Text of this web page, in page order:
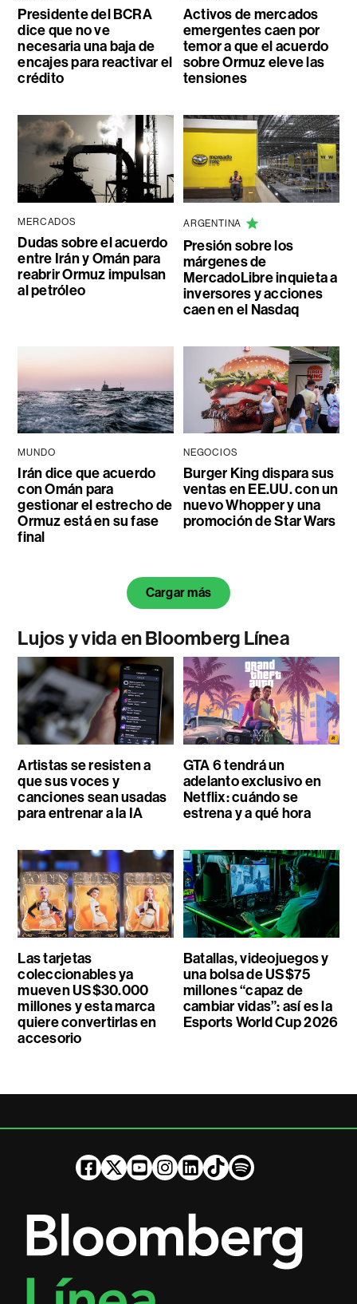
Presidente del BCRA
dice que no ve
necesaria una baja de
encajes para reactivar el
crédito
Activos de mercados
emergentes caen por
temor a que el acuerdo
sobre Ormuz eleve las
tensiones
MERCADOS
Dudas sobre el acuerdo
entre Irán y Omán para
reabrir Ormuz impulsan
al petróleo
ARGENTINA
Presión sobre los
márgenes de
MercadoLibre inquieta a
inversores y acciones
caen en el Nasdaq
MUNDO
Irán dice que acuerdo
con Omán para
gestionar el estrecho de
Ormuz está en su fase
final
NEGOCIOS
Burger King dispara sus
ventas en EE.UU. con un
nuevo Whopper y una
promoción de Star Wars
Cargar más
Lujos y vida en Bloomberg Línea
Artistas se resisten a
que sus voces y
canciones sean usadas
para entrenar a la IA
GTA 6 tendrá un
adelanto exclusivo en
Netflix: cuándo se
estrena y a qué hora
Las tarjetas
coleccionables ya
mueven US$30.000
millones y esta marca
quiere convertirlas en
accesorio
Batallas, videojuegos y
una bolsa de US$75
millones “capaz de
cambiar vidas”: así es la
Esports World Cup 2026